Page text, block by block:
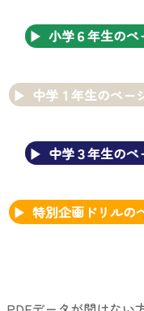
小学６年生のペ
中学１年生のペー
中学３年生のペ
特別企画ドリルの